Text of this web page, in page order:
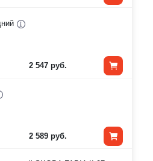
2 547 руб.
2 589 руб.